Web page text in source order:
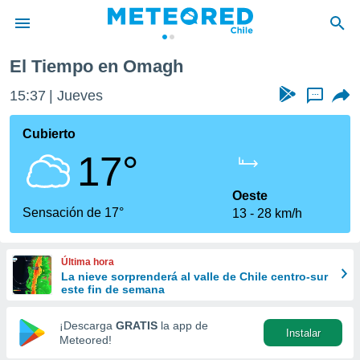
de
por
se
calidad.
a este
las
y
forma
digital
basada
El Tiempo en Omagh
15:37 Jueves ...
Cubierto
17°
Sensación de 17°
Oeste
13
28 km/h
Última hora
La nieve sorprenderá al valle de Chile centro-sur
este fin de semana
¡Descarga GRATIS la app de
Meteored!
Instalar